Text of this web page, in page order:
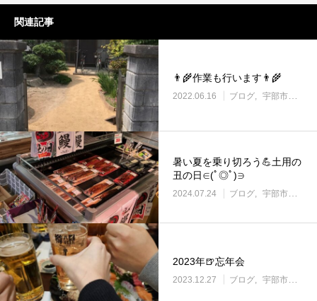
関連記事
👨‍🌾作業も行います👨‍🌾
2022.06.16 ブログ 宇部市働き方改革に取り組む企業
暑い夏を乗り切ろう💪土用の
丑の日∈(ﾟ◎ﾟ)∋
2024.07.24 ブログ 宇部市働き方改革に取り組む企業
2023年🍺忘年会
2023.12.27 ブログ 宇部市働き方改革に取り組む企業